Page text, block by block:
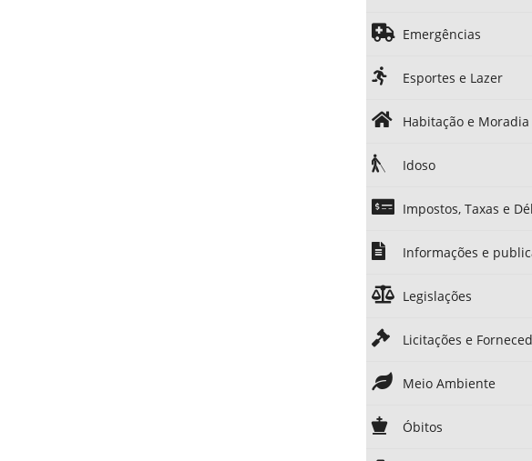
Emergências
Esportes e Lazer
Habitação e Moradia
Idoso
Impostos, Taxas e
Informações e
Legislações
Licitações e
Meio Ambiente
Óbitos